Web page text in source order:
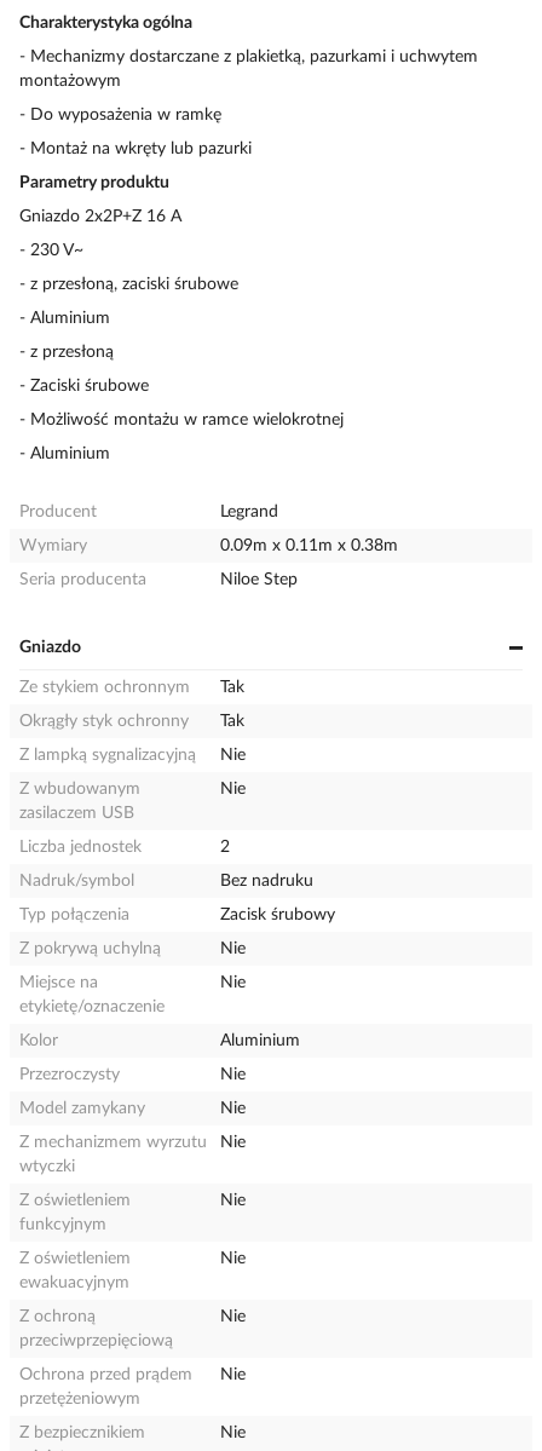
Charakterystyka ogólna
- Mechanizmy dostarczane z plakietką, pazurkami i uchwytem
montażowym
- Do wyposażenia w ramkę
- Montaż na wkręty lub pazurki
Parametry produktu
Gniazdo 2x2P+Z 16 A
- 230 V~
- z przesłoną, zaciski śrubowe
- Aluminium
- z przesłoną
- Zaciski śrubowe
- Możliwość montażu w ramce wielokrotnej
- Aluminium
Producent
Legrand
Wymiary
0.09m x 0.11m x 0.38m
Seria producenta
Niloe Step
Gniazdo
Ze stykiem ochronnym
Tak
Okrągły styk ochronny
Tak
Z lampką sygnalizacyjną
Nie
Z wbudowanym
zasilaczem USB
Nie
Liczba jednostek
2
Nadruk/symbol
Bez nadruku
Typ połączenia
Zacisk śrubowy
Z pokrywą uchylną
Nie
Miejsce na
etykietę/oznaczenie
Nie
Kolor
Aluminium
Przezroczysty
Nie
Model zamykany
Nie
Z mechanizmem wyrzutu
wtyczki
Nie
Z oświetleniem
funkcyjnym
Nie
Z oświetleniem
ewakuacyjnym
Nie
Z ochroną
przeciwprzepięciową
Nie
Ochrona przed prądem
przetężeniowym
Nie
Z bezpiecznikiem
Nie